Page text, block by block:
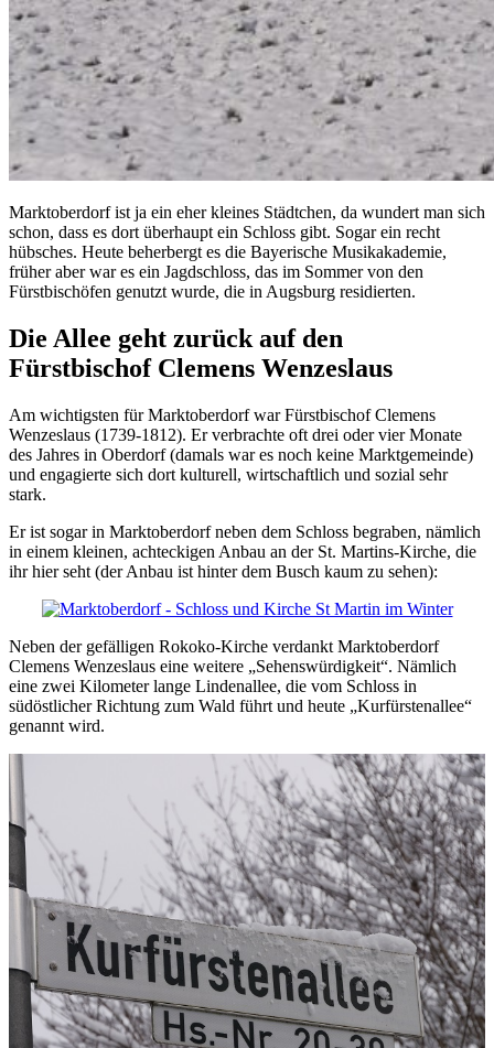
Marktoberdorf ist ja ein eher kleines Städtchen, da wundert man sich
schon, dass es dort überhaupt ein Schloss gibt. Sogar ein recht
hübsches. Heute beherbergt es die Bayerische Musikakademie,
früher aber war es ein Jagdschloss, das im Sommer von den
Fürstbischöfen genutzt wurde, die in Augsburg residierten.
Die Allee geht zurück auf den
Fürstbischof Clemens Wenzeslaus
Am wichtigsten für Marktoberdorf war Fürstbischof Clemens
Wenzeslaus (1739-1812). Er verbrachte oft drei oder vier Monate
des Jahres in Oberdorf (damals war es noch keine Marktgemeinde)
und engagierte sich dort kulturell, wirtschaftlich und sozial sehr
stark.
Er ist sogar in Marktoberdorf neben dem Schloss begraben, nämlich
in einem kleinen, achteckigen Anbau an der St. Martins-Kirche, die
ihr hier seht (der Anbau ist hinter dem Busch kaum zu sehen):
Neben der gefälligen Rokoko-Kirche verdankt Marktoberdorf
Clemens Wenzeslaus eine weitere „Sehenswürdigkeit“. Nämlich
eine zwei Kilometer lange Lindenallee, die vom Schloss in
südöstlicher Richtung zum Wald führt und heute „Kurfürstenallee“
genannt wird.